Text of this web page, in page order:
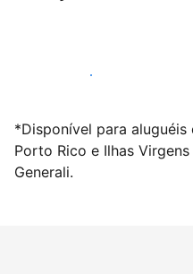
Anunciar conosco
*Disponível para aluguéis
Porto Rico e Ilhas
Generali.